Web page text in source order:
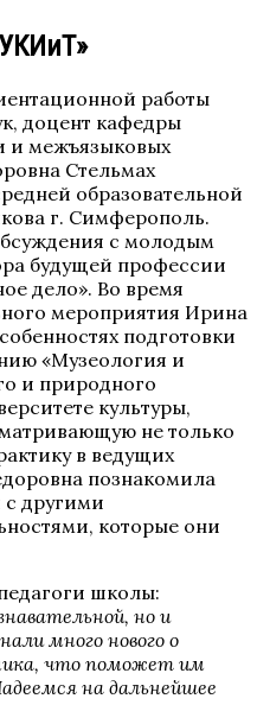
работы
доцент кафедры
и межъязыковых
Стельмах
образовательной
г. Симферополь.
с молодым
будущей профессии
дело». Во время
мероприятия Ирина
подготовки
«Музеология и
и природного
культуры,
не только
в ведущих
познакомила
с другими
которые они
школы:
но и
много нового о
что поможет им
на дальнейшее